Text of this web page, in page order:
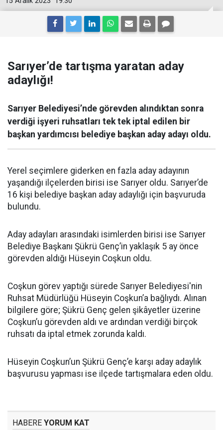
Sarıyer’de tartışma yaratan aday
adaylığı!
Sarıyer Belediyesi’nde görevden alındıktan sonra
verdiği işyeri ruhsatları tek tek iptal edilen bir
başkan yardımcısı belediye başkan aday adayı oldu.
Yerel seçimlere giderken en fazla aday adayının
yaşandığı ilçelerden birisi ise Sarıyer oldu. Sarıyer’de
16 kişi belediye başkan aday adaylığı için başvuruda
bulundu.
Aday adayları arasındaki isimlerden birisi ise Sarıyer
Belediye Başkanı Şükrü Genç’in yaklaşık 5 ay önce
görevden aldığı Hüseyin Coşkun oldu.
Coşkun görev yaptığı sürede Sarıyer Belediyesi'nin
Ruhsat Müdürlüğü Hüseyin Coşkun’a bağlıydı. Alınan
bilgilere göre; Şükrü Genç gelen şikâyetler üzerine
Coşkun’u görevden aldı ve ardından verdiği birçok
ruhsatı da iptal etmek zorunda kaldı.
Hüseyin Coşkun’un Şükrü Genç’e karşı aday adaylık
başvurusu yapması ise ilçede tartışmalara eden oldu.
HABERE YORUM KAT